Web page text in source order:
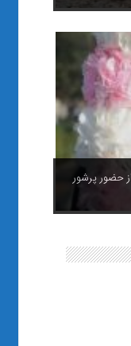
حضور پرشور